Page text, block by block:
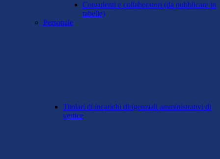
Consulenti e collaboratori (da pubblicare in
tabelle)
Personale
Titolari di incarichi dirigenziali amministrativi di
vertice